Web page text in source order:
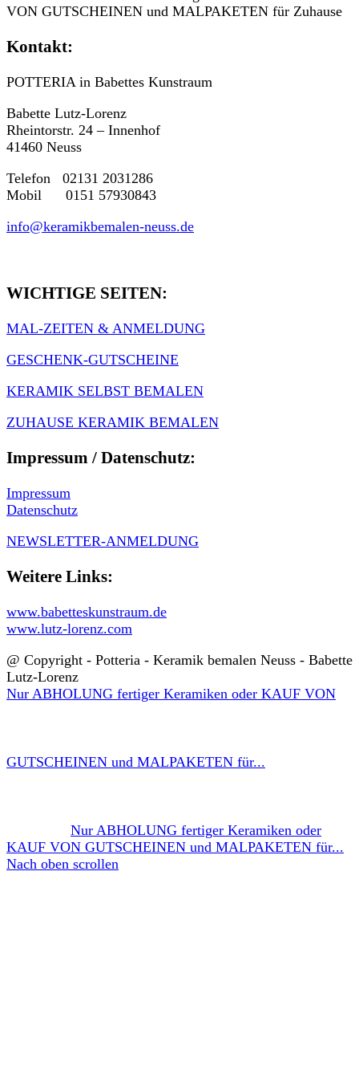
VON GUTSCHEINEN und MALPAKETEN für Zuhause
Kontakt:
POTTERIA in Babettes Kunstraum
Babette Lutz-Lorenz
Rheintorstr. 24 – Innenhof
41460 Neuss
Telefon 02131 2031286
Mobil 0151 57930843
info@keramikbemalen-neuss.de
WICHTIGE SEITEN:
MAL-ZEITEN & ANMELDUNG
GESCHENK-GUTSCHEINE
KERAMIK SELBST BEMALEN
ZUHAUSE KERAMIK BEMALEN
Impressum / Datenschutz:
Impressum
Datenschutz
NEWSLETTER-ANMELDUNG
Weitere Links:
www.babetteskunstraum.de
www.lutz-lorenz.com
@ Copyright - Potteria - Keramik bemalen Neuss - Babette
Lutz-Lorenz
Nur ABHOLUNG fertiger Keramiken oder KAUF VON
GUTSCHEINEN und MALPAKETEN für...
Nur ABHOLUNG fertiger Keramiken oder
KAUF VON GUTSCHEINEN und MALPAKETEN für...
Nach oben scrollen